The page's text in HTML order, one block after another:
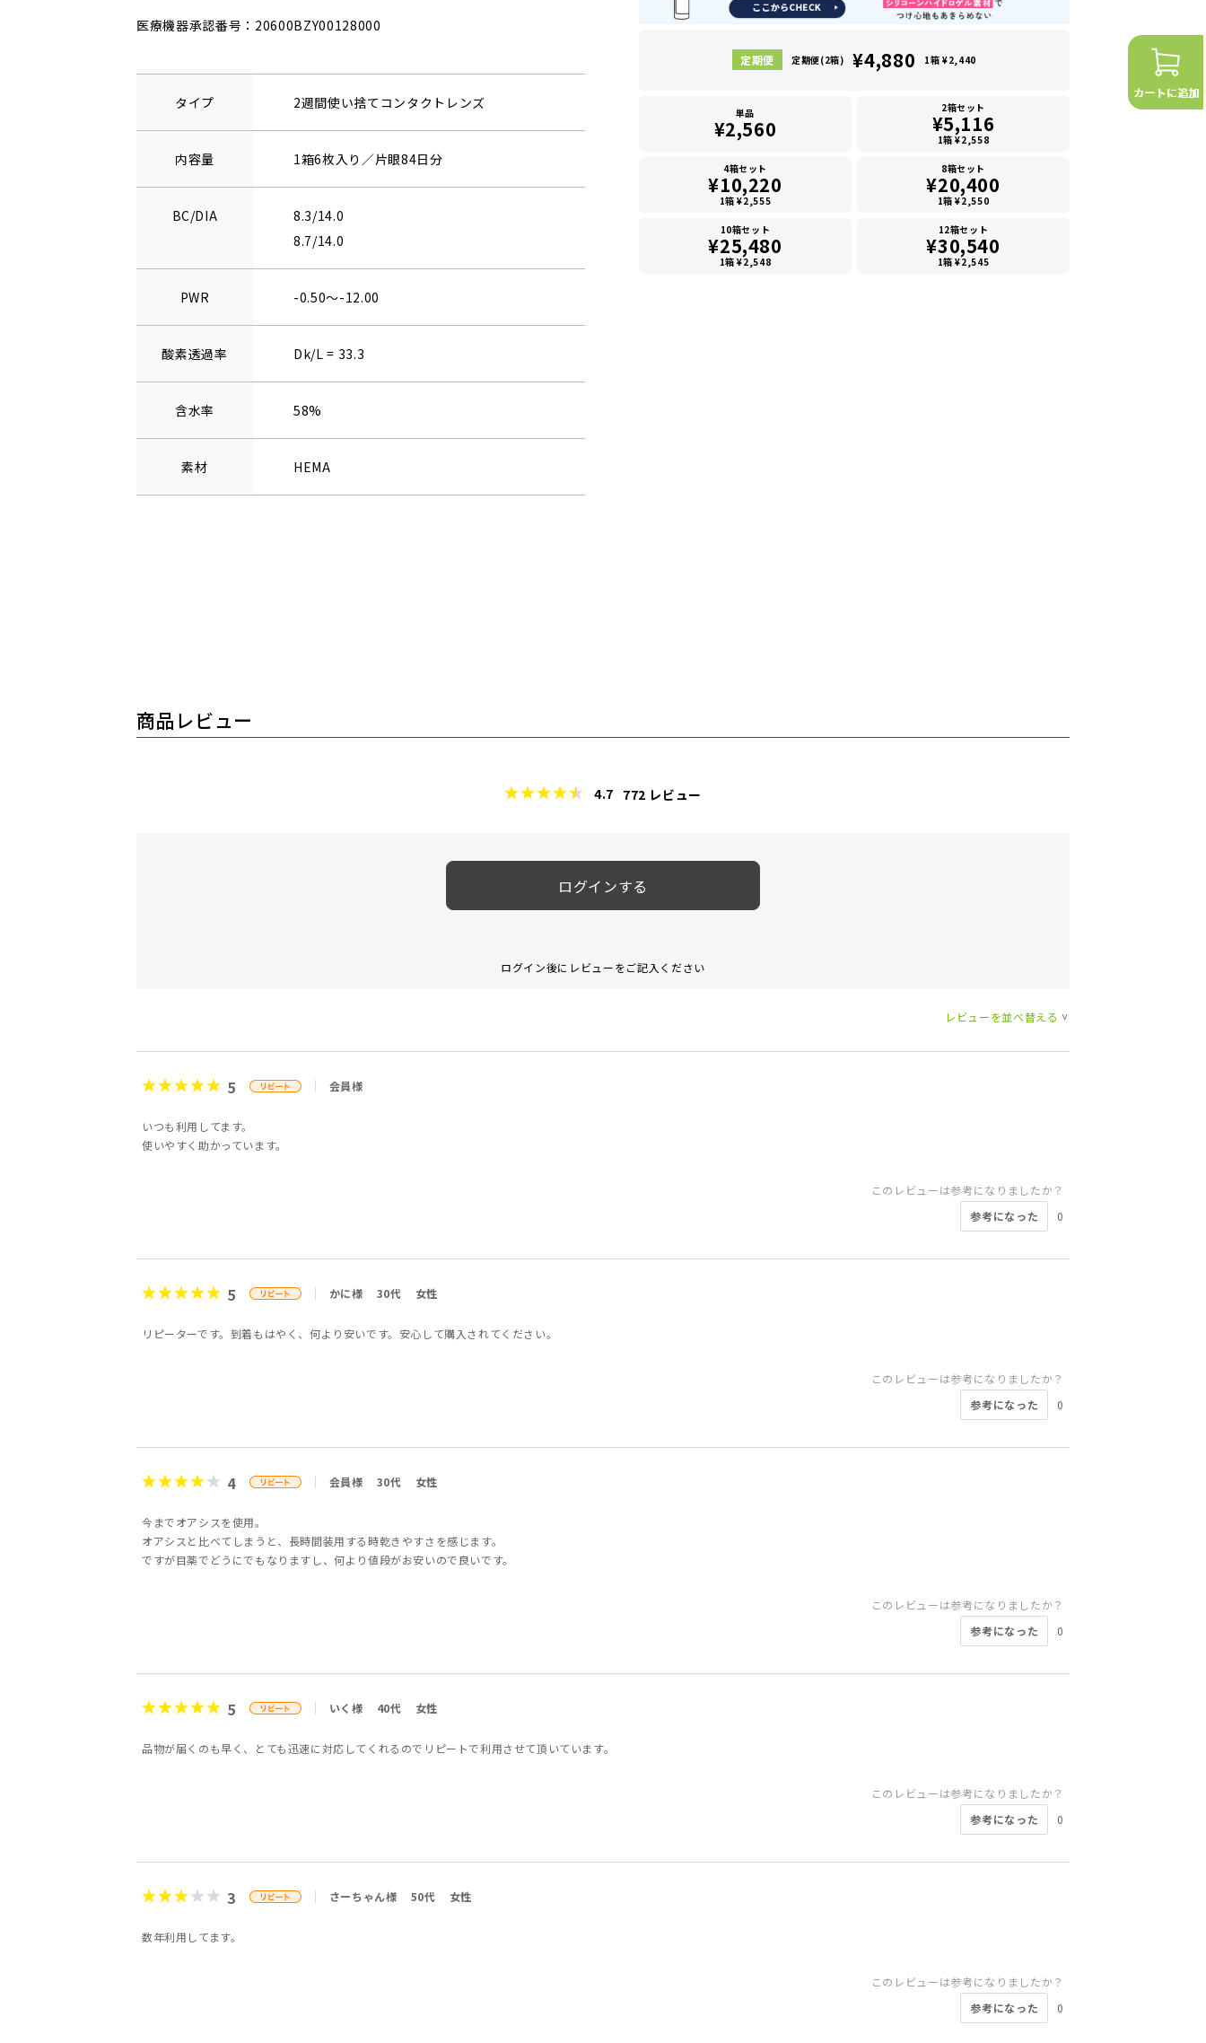
医療機器承認番号：20600BZY00128000
タイプ 2週間使い捨てコンタクトレンズ
内容量 1箱6枚入り／片眼84日分
BC/DIA
8.3/14.0
8.7/14.0
PWR -0.50～-12.00
酸素透過率 Dk/L = 33.3
含水率 58%
素材 HEMA
定期便(2箱) ¥4,880 1箱 ¥2,440
単品
¥2,560
2箱セット
¥5,116
1箱 ¥2,558
4箱セット
¥10,220
1箱 ¥2,555
8箱セット
¥20,400
1箱 ¥2,550
10箱セット
¥25,480
1箱 ¥2,548
12箱セット
¥30,540
1箱 ¥2,545
商品レビュー
4.7 772 レビュー
ログインする
ログイン後にレビューをご記入ください
レビューを並べ替える >
5 会員様
いつも利用してます。
使いやすく助かっています。
このレビューは参考になりましたか？
参考になった
0
5 かに様 30代 女性
リピーターです。到着もはやく、何より安いです。安心して購入されてください。
このレビューは参考になりましたか？
参考になった
0
4 会員様 30代 女性
今までオアシスを使用。
オアシスと比べてしまうと、長時間装用する時乾きやすさを感じます。
ですが目薬でどうにでもなりますし、何より値段がお安いので良いです。
このレビューは参考になりましたか？
参考になった
0
5 いく様 40代 女性
品物が届くのも早く、とても迅速に対応してくれるのでリピートで利用させて頂いています。
このレビューは参考になりましたか？
参考になった
0
3 さーちゃん様 50代 女性
数年利用してます。
このレビューは参考になりましたか？
参考になった
0